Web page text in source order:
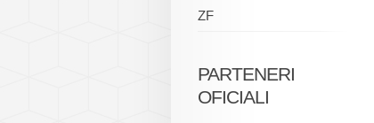
ZF
PARTENERI
OFICIALI